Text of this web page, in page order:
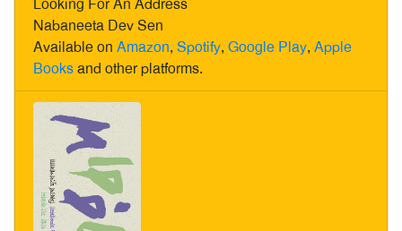
Nabaneeta Dev Sen
Available on Amazon, Spotify, Google Play, Apple
Booksand other platforms.